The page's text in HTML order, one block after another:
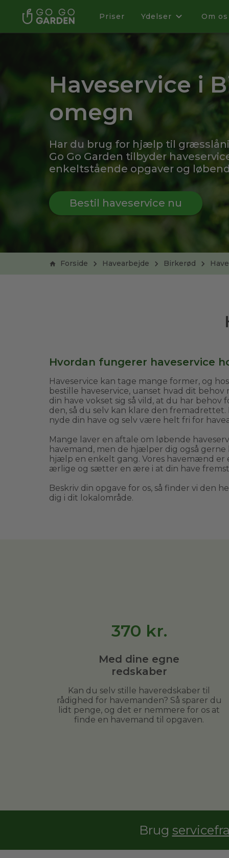
Priser Ydelser Om os
Haveservice i
omegn
Har du brug for hjælp til
Go Go Garden tilbyder
enkeltstående opgaver og
Bestil haveservice nu
Forside Havearbejde Birkerød
Hvordan fungerer haveservice
Haveservice kan tage mange former, og
bestille haveservice, uanset hvad dit
din have vokset sig så vild, at du har behov
den, så du selv kan klare den fremadrettet.
nyde din have og selv være helt fri for
Mange laver en aftale om løbende
havemand, men de hjælper dig også gerne
hjælp en enkelt gang. Vores havemænd er
ærlige og sætter en ære i at din have
Beskriv din opgave for os, så finder vi den
dig i dit lokalområde.
370 kr.
Med dine egne
redskaber
Kan du selv stille haveredskaber til
rådighed for havemanden? Så sparer du
lidt penge, og det er nemmere for os at
finde en havemand til opgaven.
Brug